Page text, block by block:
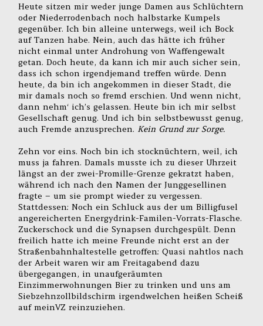
Heute sitzen mir weder junge Damen aus Schlüchtern
oder Niederrodenbach noch halbstarke Kumpels
gegenüber. Ich bin alleine unterwegs, weil ich Bock
auf Tanzen habe. Nein, auch das hätte ich früher
nicht einmal unter Androhung von Waffengewalt
getan. Doch heute, da kann ich mir auch sicher sein,
dass ich schon irgendjemand treffen würde. Denn
heute, da bin ich angekommen in dieser Stadt, die
mir damals noch so fremd erschien. Und wenn nicht,
dann nehm‘ ich’s gelassen. Heute bin ich mir selbst
Gesellschaft genug. Und ich bin selbstbewusst genug,
auch Fremde anzusprechen. Kein Grund zur Sorge.
Zehn vor eins. Noch bin ich stocknüchtern, weil, ich
muss ja fahren. Damals musste ich zu dieser Uhrzeit
längst an der zwei-Promille-Grenze gekratzt haben,
während ich nach den Namen der Junggesellinen
fragte – um sie prompt wieder zu vergessen.
Stattdessen: Noch ein Schluck aus der um Billigfusel
angereicherten Energydrink-Familen-Vorrats-Flasche.
Zuckerschock und die Synapsen durchgespült. Denn
freilich hatte ich meine Freunde nicht erst an der
Straßenbahnhaltestelle getroffen: Quasi nahtlos nach
der Arbeit waren wir am Freitagabend dazu
übergegangen, in unaufgeräumten
Einzimmerwohnungen Bier zu trinken und uns am
Siebzehnzollbildschirm irgendwelchen heißen Scheiß
auf meinVZ reinzuziehen.